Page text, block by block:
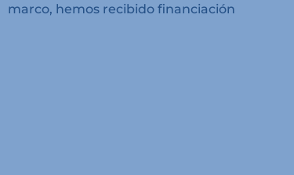
marco, hemos recibido financiación